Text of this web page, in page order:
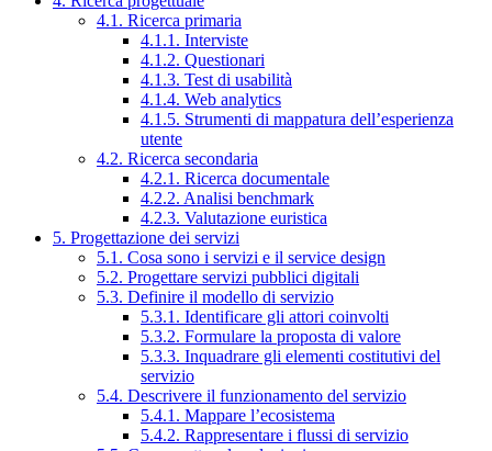
4.1. Ricerca primaria
4.1.1. Interviste
4.1.2. Questionari
4.1.3. Test di usabilità
4.1.4. Web analytics
4.1.5. Strumenti di mappatura dell’esperienza
utente
4.2. Ricerca secondaria
4.2.1. Ricerca documentale
4.2.2. Analisi benchmark
4.2.3. Valutazione euristica
5. Progettazione dei servizi
5.1. Cosa sono i servizi e il service design
5.2. Progettare servizi pubblici digitali
5.3. Definire il modello di servizio
5.3.1. Identificare gli attori coinvolti
5.3.2. Formulare la proposta di valore
5.3.3. Inquadrare gli elementi costitutivi del
servizio
5.4. Descrivere il funzionamento del servizio
5.4.1. Mappare l’ecosistema
5.4.2. Rappresentare i flussi di servizio